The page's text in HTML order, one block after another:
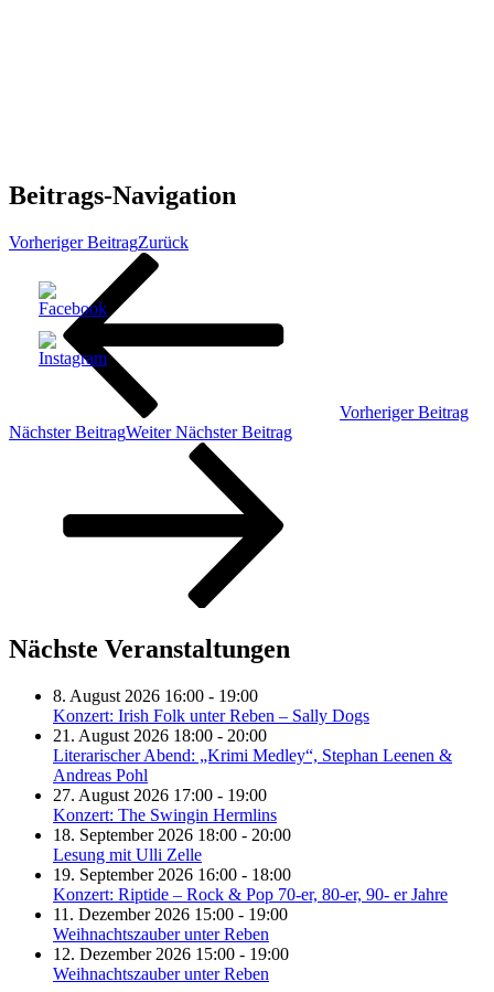
Beitrags-Navigation
Vorheriger BeitragZurück
Vorheriger Beitrag
Nächster BeitragWeiter Nächster Beitrag
Nächste Veranstaltungen
8. August 2026 16:00 - 19:00
Konzert: Irish Folk unter Reben – Sally Dogs
21. August 2026 18:00 - 20:00
Literarischer Abend: „Krimi Medley“, Stephan Leenen &
Andreas Pohl
27. August 2026 17:00 - 19:00
Konzert: The Swingin Hermlins
18. September 2026 18:00 - 20:00
Lesung mit Ulli Zelle
19. September 2026 16:00 - 18:00
Konzert: Riptide – Rock & Pop 70-er, 80-er, 90- er Jahre
11. Dezember 2026 15:00 - 19:00
Weihnachtszauber unter Reben
12. Dezember 2026 15:00 - 19:00
Weihnachtszauber unter Reben